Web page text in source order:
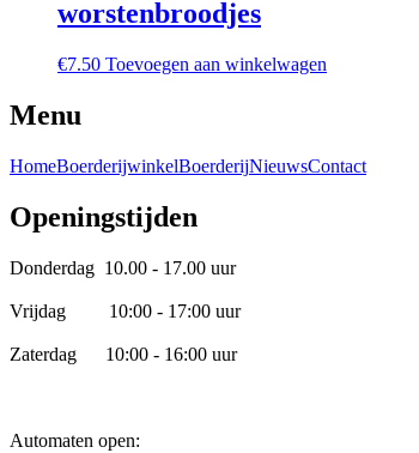
worstenbroodjes
€7.50 Toevoegen aan winkelwagen
Menu
HomeBoerderijwinkelBoerderijNieuwsContact
Openingstijden
Donderdag 10.00 - 17.00 uur
Vrijdag 10:00 - 17:00 uur
Zaterdag 10:00 - 16:00 uur
Automaten open: